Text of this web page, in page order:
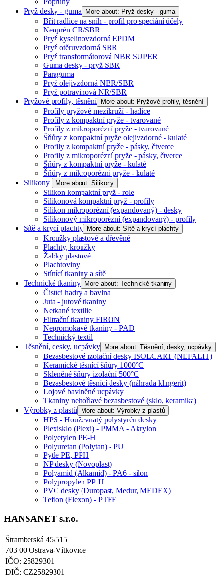
Popruhy
Pryž desky - guma
More about: Pryž desky - guma
Břit radlice na sníh - profil pro speciání účely
Neoprén CR/SBR
Pryž kyselinovzdorná EPDM
Pryž otěruvzdorná SBR
Pryž transformátorová NBR SUPER
Guma desky - pryž SBR
Paraguma
Pryž olejivzdorná NBR/SBR
Pryž potravinová NR/SBR
Pryžové profily, těsnění
More about: Pryžové profily, těsnění
Profily pryžové mezikruží - hadice
Profily z kompaktní pryže - tvarované
Profily z mikroporézní pryže - tvarované
Šňůry z kompaktní pryže olejivzdorné - kulaté
Profily z kompaktní pryže - pásky, čtverce
Profily z mikroporézní pryže - pásky, čtverce
Šňůry z kompaktní pryže - kulaté
Šňůry z mikroporézní pryže - kulaté
Silikony
More about: Silikony
Silikon kompaktní pryž - role
Silikonová kompaktní pryž - profily
Silikon mikroporézní (expandovaný) - desky
Silikonový mikroporézní (expandovaný) - profily
Sítě a krycí plachty
More about: Sítě a krycí plachty
Kroužky plastové a dřevěné
Plachty, kroužky
Žabky plastové
Plachtoviny
Stínící tkaniny a sítě
Technické tkaniny
More about: Technické tkaniny
Čistící hadry a bavlna
Juta - jutové tkaniny
Netkané textilie
Filtrační tkaniny FIRON
Nepromokavé tkaniny - PAD
Technický textil
Těsnění, desky, ucpávky
More about: Těsnění, desky, ucpávky
Bezasbestové izolační desky ISOLCART (NEFALIT)
Keramické těsnící šňůry 1000°C
Skleněné šňůry izolační 500°C
Bezasbestové těsnící desky (náhrada klingerit)
Lojové bavlněné ucpávky
Tkaniny nehořlavé bezasbestové (sklo, keramika)
Výrobky z plastů
More about: Výrobky z plastů
HPS - Houževnatý polystyrén desky
Plexisklo (Plexi) - PMMA - Akrylon
Polyetylen PE-H
Polyuretan (Polytan) - PU
Pytle PE, PPH
NP desky (Novoplast)
Polyamid (Alkamid) - PA6 - silon
Polypropylen PP-H
PVC desky (Duropast, Medur, MEDEX)
Teflon (Flexon) - PTFE
HANSANET s.r.o.
Štramberská 45/515
703 00 Ostrava-Vítkovice
IČO: 25829301
DIČ: CZ25829301